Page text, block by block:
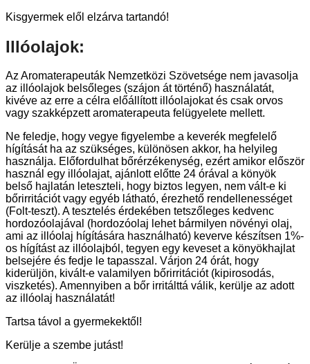
Kisgyermek elől elzárva tartandó!
Illóolajok:
Az Aromaterapeuták Nemzetközi Szövetsége nem javasolja
az illóolajok belsőleges (szájon át történő) használatát,
kivéve az erre a célra előállított illóolajokat és csak orvos
vagy szakképzett aromaterapeuta felügyelete mellett.
Ne feledje, hogy vegye figyelembe a keverék megfelelő
hígítását ha az szükséges, különösen akkor, ha helyileg
használja. Előfordulhat bőrérzékenység, ezért amikor először
használ egy illóolajat, ajánlott előtte 24 órával a könyök
belső hajlatán leteszteli, hogy biztos legyen, nem vált-e ki
bőrirritációt vagy egyéb látható, érezhető rendellenességet
(Folt-teszt). A tesztelés érdekében tetszőleges kedvenc
hordozóolajával (hordozóolaj lehet bármilyen növényi olaj,
ami az illóolaj hígítására használható) keverve készítsen 1%-
os hígítást az illóolajból, tegyen egy keveset a könyökhajlat
belsejére és fedje le tapasszal. Várjon 24 órát, hogy
kiderüljön, kivált-e valamilyen bőrirritációt (kipirosodás,
viszketés). Amennyiben a bőr irritálttá válik, kerülje az adott
az illóolaj használatát!
Tartsa távol a gyermekektől!
Kerülje a szembe jutást!